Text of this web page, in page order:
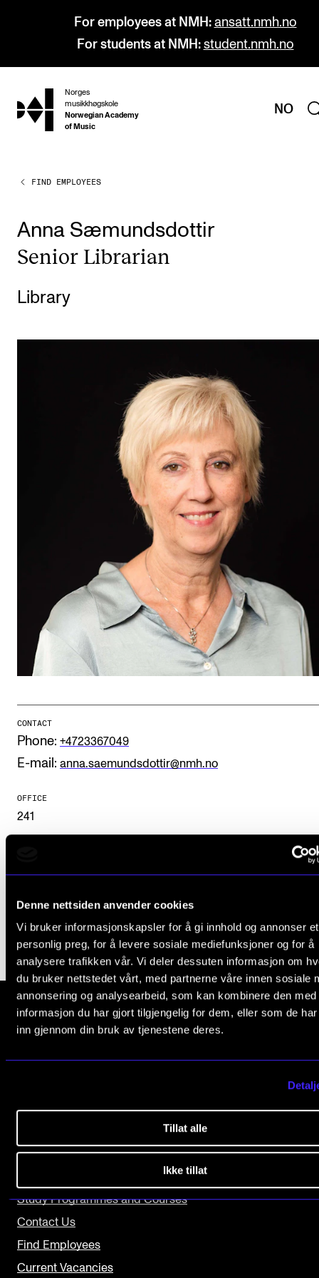
Denne nettsiden anvender cookies
Vi bruker informasjonskapsler for å gi innhold og annonser et
personlig preg, for å levere sosiale mediefunksjoner og for å
analysere trafikken vår. Vi deler dessuten informasjon om
du bruker nettstedet vårt, med partnerne våre innen sosiale
annonsering og analysearbeid, som kan kombinere den med
informasjon du har gjort tilgjengelig for dem, eller som de
inn gjennom din bruk av tjenestene deres.
Tillat alle
Ikke tillat
For employees at NMH: ansatt.nmh.no
For students at NMH: student.nmh.no
hjem
Norges
musikkhøgskole
Norwegian Academy
of Music
NO
PROGRAMMES
Undergraduate Programmes
Graduate Programmes
Doctoral Studies
Exchange Programmes
Departments and Disciplines
NordART
Projects
Publications
Collaboration
Networks
IN.TUNE
Contact Us
About the Academy
Find Employees
For Students and Employees
The Student Committee (SUT) (student.nmh.no)
NEWS
FIND EMPLOYEES
Anna Sæmundsdottir
Seni­or Lib­rar­i­an
Library
CONTACT
Phone: +4723367049
E-mail: anna.saemundsdottir@nmh.no
OFFICE
241
The Norwegian Academy of Music
Slemdalsveien 11
Study Programmes and Courses
Contact Us
Find Employees
Current Vacancies